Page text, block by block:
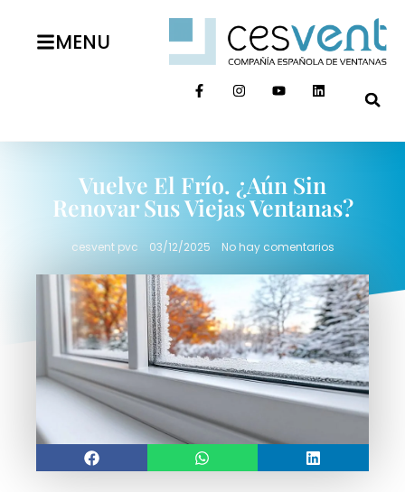
MENU
Vuelve El Frío. ¿Aún Sin
Renovar Sus Viejas Ventanas?
cesvent pvc 03/12/2025 No hay comentarios